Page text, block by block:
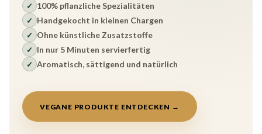
✓ 100% pflanzliche Spezialitäten
✓ Handgekocht in kleinen Chargen
✓ Ohne künstliche Zusatzstoffe
✓ In nur 5 Minuten servierfertig
✓ Aromatisch, sättigend und natürlich
VEGANE PRODUKTE ENTDECKEN →